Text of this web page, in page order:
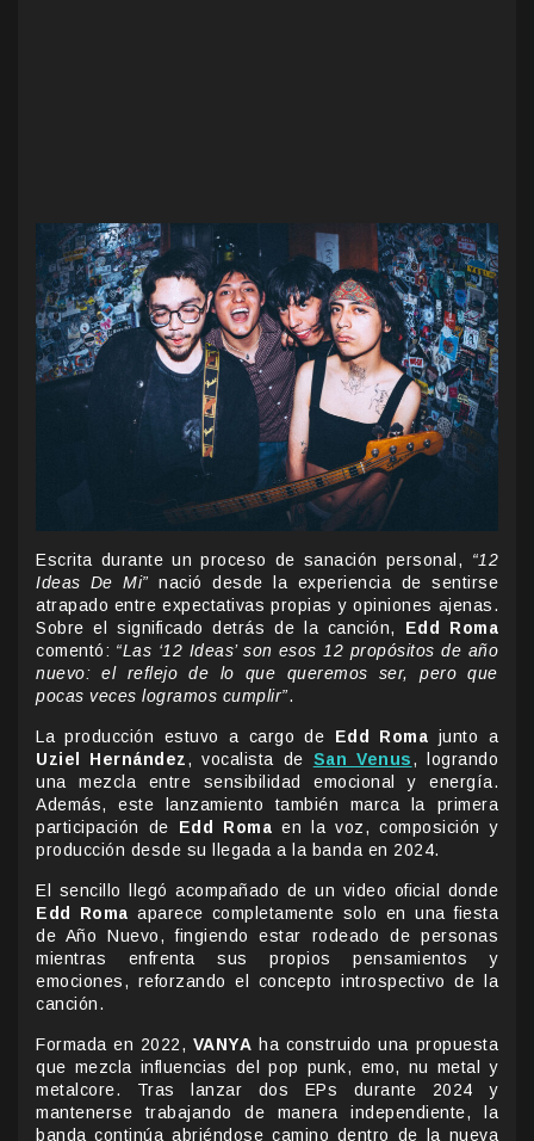
Escrita durante un proceso de sanación personal, “12
Ideas De Mi” nació desde la experiencia de sentirse
atrapado entre expectativas propias y opiniones ajenas.
Sobre el significado detrás de la canción, Edd Roma
comentó: “Las ‘12 Ideas’ son esos 12 propósitos de año
nuevo: el reflejo de lo que queremos ser, pero que
pocas veces logramos cumplir”.
La producción estuvo a cargo de Edd Roma junto a
Uziel Hernández, vocalista de San Venus, logrando
una mezcla entre sensibilidad emocional y energía.
Además, este lanzamiento también marca la primera
participación de Edd Roma en la voz, composición y
producción desde su llegada a la banda en 2024.
El sencillo llegó acompañado de un video oficial donde
Edd Roma aparece completamente solo en una fiesta
de Año Nuevo, fingiendo estar rodeado de personas
mientras enfrenta sus propios pensamientos y
emociones, reforzando el concepto introspectivo de la
canción.
Formada en 2022, VANYA ha construido una propuesta
que mezcla influencias del pop punk, emo, nu metal y
metalcore. Tras lanzar dos EPs durante 2024 y
mantenerse trabajando de manera independiente, la
banda continúa abriéndose camino dentro de la nueva